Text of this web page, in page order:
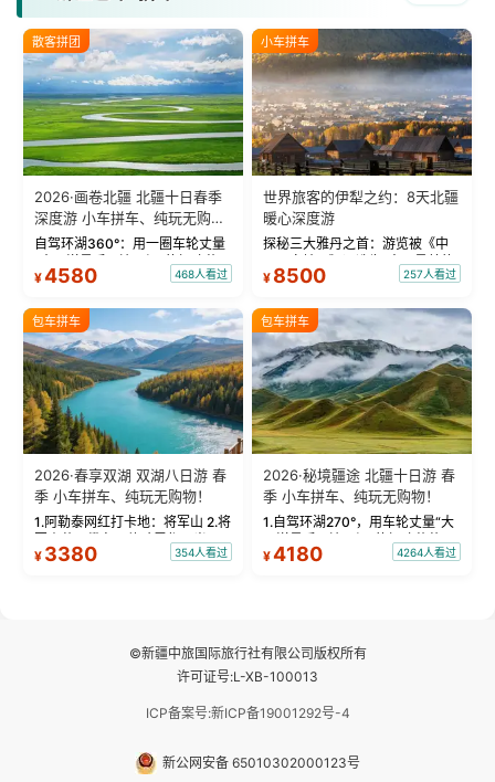
散客拼团
2026·画卷北疆 北疆十日春季
深度游 小车拼车、纯玩无购
物！
自驾环湖360°：用一圈车轮丈量
“大西洋最后一滴眼泪”的极致蔚
蓝。 赛湖旅拍：甄选多款风格服
绝美瞬间。 赛湖坦克300跟车视
频：专业摄影师...
¥4580 468人看过
小车拼车
世界旅客的伊犁之约：8天北疆
暖心深度游
探秘三大雅丹之首：游览被《中
国国家地理》评选为“中国最美的
三大雅丹”第一名的克拉玛依魔鬼
瓦人最大村落——禾木村，欣赏
晨雾与小木...
¥ 8500 257人看过
包车拼车
2026·春享双湖 双湖八日游 春
季 小车拼车、纯玩无购物！
1.阿勒泰网红打卡地：将军山 2.将
军山落日缆车，体验雪都风光 3.
将军山，夕阳派对，蹦迪party 4.
¥ 3380 354人看过
包车拼车
2026·秘境疆途 北疆十日游 春
季 小车拼车、纯玩无购物！
1.自驾环湖270°，用车轮丈量“大
西洋最后一滴眼泪”的极致蔚蓝，
让雪山、花海与深邃湖水在转弯
¥4180 4264人看过
©新疆中旅国际旅行社有限公司版权所有
许可证号:L-XB-100013
ICP备案号:新ICP备19001292号-4
新公网安备 65010302000123号